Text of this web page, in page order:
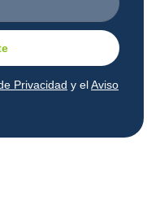
Privacidad y elAviso